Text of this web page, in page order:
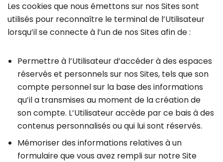
Les cookies que nous émettons sur nos Sites sont
utilisés pour reconnaître le terminal de l’Utilisateur
lorsqu’il se connecte à l’un de nos Sites afin de :
Permettre à l’Utilisateur d’accéder à des espaces
réservés et personnels sur nos Sites, tels que son
compte personnel sur la base des informations
qu’il a transmises au moment de la création de
son compte. L’Utilisateur accède par ce bais à des
contenus personnalisés ou qui lui sont réservés.
Mémoriser des informations relatives à un
formulaire que vous avez rempli sur notre Site